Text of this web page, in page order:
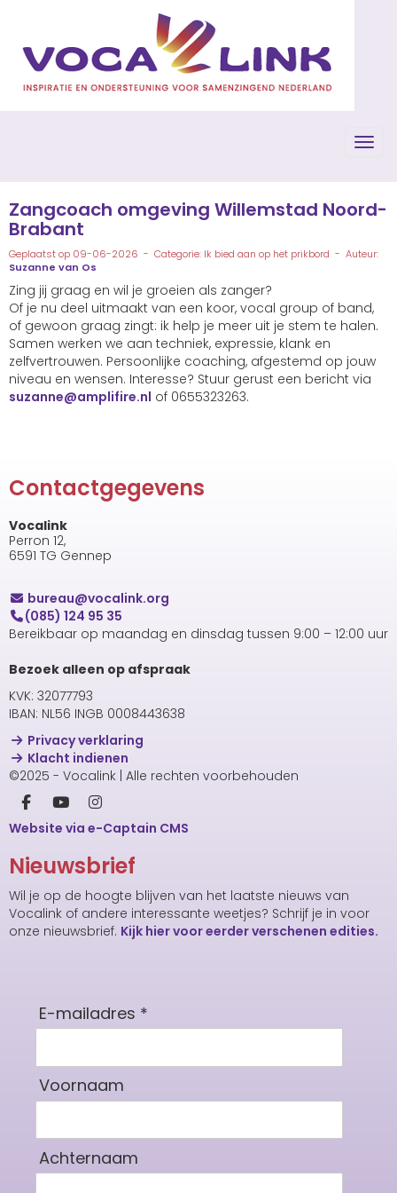
Zangcoach omgeving Willemstad Noord-
Brabant
Geplaatst op 09-06-2026 - Categorie: Ik bied aan op het prikbord - Auteur:
Suzanne van Os
Zing jij graag en wil je groeien als zanger?
Of je nu deel uitmaakt van een koor, vocal group of band,
of gewoon graag zingt: ik help je meer uit je stem te halen.
Samen werken we aan techniek, expressie, klank en
zelfvertrouwen. Persoonlijke coaching, afgestemd op jouw
niveau en wensen. Interesse? Stuur gerust een bericht via
ennazus@amplifire.nl of 0655323263.
Contactgegevens
Vocalink
Perron 12,
6591 TG Gennep
uaerub@vocalink.org
(085) 124 95 35
Bereikbaar op maandag en dinsdag tussen 9:00 – 12:00 uur
Bezoek alleen op afspraak
KVK: 32077793
IBAN: NL56 INGB 0008443638
Privacy verklaring
Klacht indienen
©2025 - Vocalink | Alle rechten voorbehouden
Website via e-Captain CMS
Nieuwsbrief
Wil je op de hoogte blijven van het laatste nieuws van
Vocalink of andere interessante weetjes? Schrijf je in voor
onze nieuwsbrief. Kijk hier voor eerder verschenen edities.
E-mailadres *
Voornaam
Achternaam